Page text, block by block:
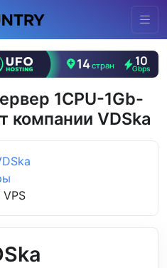
1CPU-1Gb-
компании VDSka
VPS